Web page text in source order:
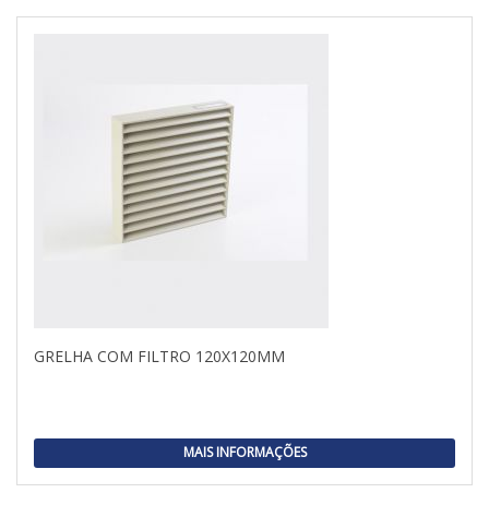
GRELHA COM FILTRO 120X120MM
MAIS INFORMAÇÕES